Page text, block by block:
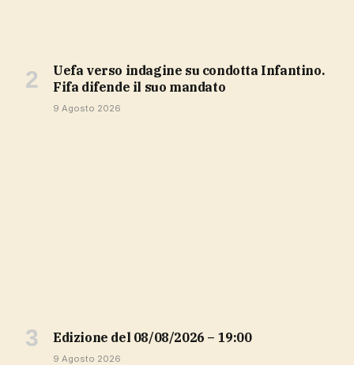
Uefa verso indagine su condotta Infantino.
Fifa difende il suo mandato
9 Agosto 2026
Edizione del 08/08/2026 – 19:00
9 Agosto 2026